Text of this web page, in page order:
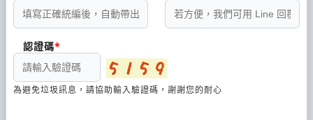
認證碼
為避免垃圾訊息，請協助輸入驗證碼，謝謝您的耐心